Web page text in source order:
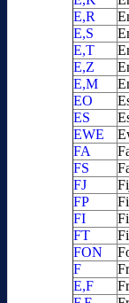
E,R
E,S
E,T
E,Z
E,M
EO
ES
EWE
FA
FS
FJ
FP
FI
FT
FON
F
E,F